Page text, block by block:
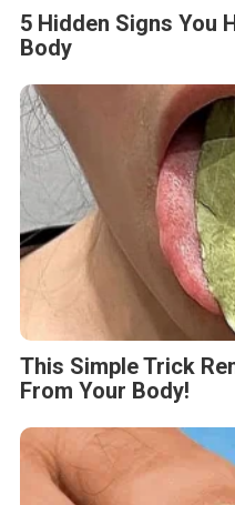
5 Hidden Signs You
Body
This Simple Trick
From Your Body!